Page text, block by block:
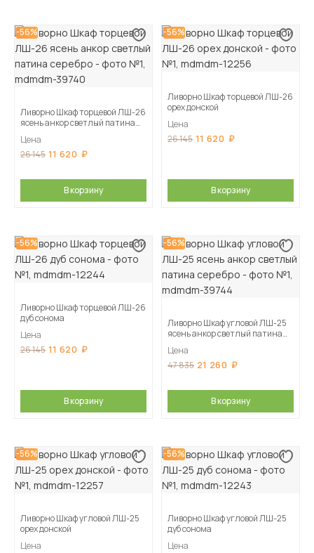
-56%
Ливорно Шкаф торцевой ЛШ-26
ясень анкор светлый патина
Цена
26 145 11 620
В корзину
-56%
Ливорно Шкаф торцевой ЛШ-26
орех донской
Цена
26 145 11 620
В корзину
-56%
Ливорно Шкаф торцевой ЛШ-26
дуб сонома
Цена
26 145 11 620
В корзину
-56%
Ливорно Шкаф угловой ЛШ-25
ясень анкор светлый патина
Цена
47 835 21 260
В корзину
-56%
Ливорно Шкаф угловой ЛШ-25
орех донской
Цена
-56%
Ливорно Шкаф угловой ЛШ-25
дуб сонома
Цена